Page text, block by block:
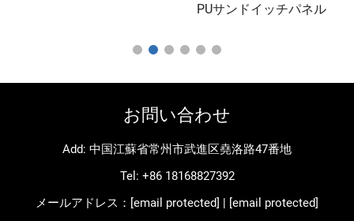
PUサンドイッチパネル
お問い合わせ
Add: 中国江蘇省常州市武進区堯洛路47番地
Tel: +86 18168827392
メールアドレス： [email protected] | [email protected]